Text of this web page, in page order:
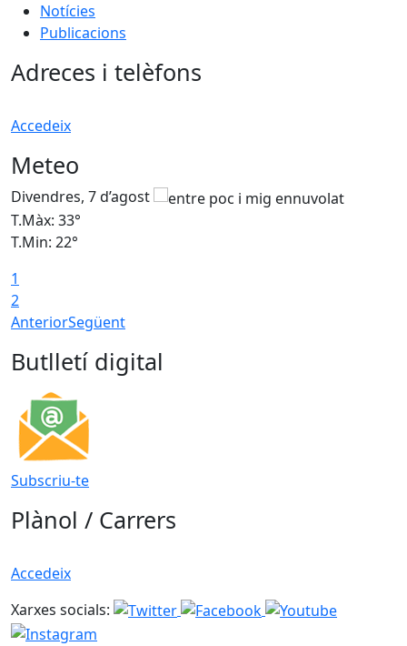
Notícies
Publicacions
Adreces i telèfons
Accedeix
Meteo
Divendres, 7 d’agost
T.Màx: 33°
T.Min: 22°
1
2
AnteriorSegüent
Butlletí digital
Subscriu-te
Plànol / Carrers
Accedeix
Xarxes socials: